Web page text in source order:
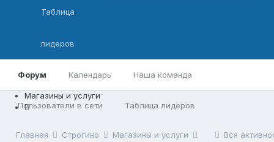
Форум Календарь Наша команда
Пользователи в сети Таблица лидеров
Таблица
лидеров
Магазины и услуги
Вся
Главная Строгино
Магазины и услуги